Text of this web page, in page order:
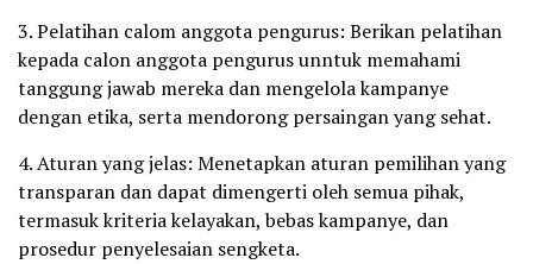
3. Pelatihan calom anggota pengurus: Berikan pelatihan
kepada calon anggota pengurus unntuk memahami
tanggung jawab mereka dan mengelola kampanye
dengan etika, serta mendorong persaingan yang sehat.
4. Aturan yang jelas: Menetapkan aturan pemilihan yang
transparan dan dapat dimengerti oleh semua pihak,
termasuk kriteria kelayakan, bebas kampanye, dan
prosedur penyelesaian sengketa.